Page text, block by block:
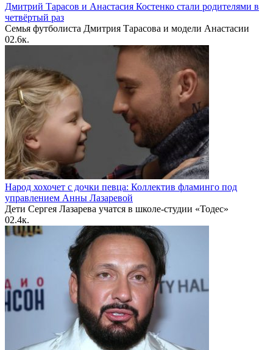
Дмитрий Тарасов и Анастасия Костенко стали родителями в
четвёртый раз
Семья футболиста Дмитрия Тарасова и модели Анастасии
02.6к.
Народ хохочет с дочки певца: Коллектив фламинго под
управлением Анны Лазаревой
Дети Сергея Лазарева учатся в школе-студии «Тодес»
02.4к.